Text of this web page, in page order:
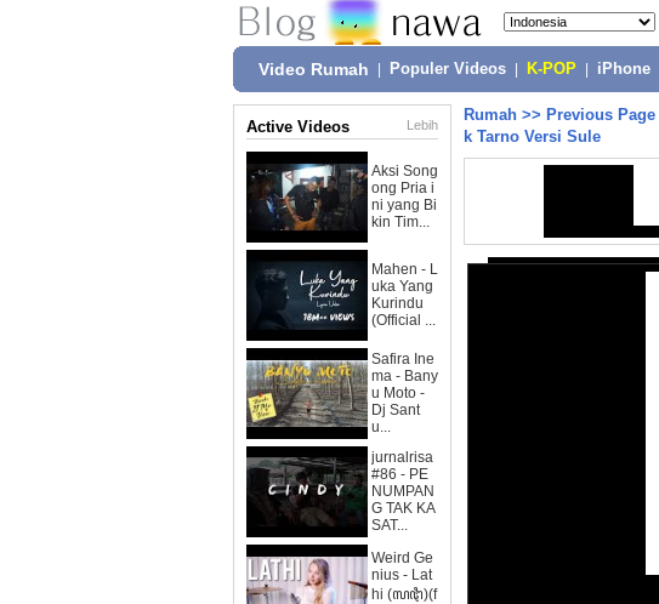
Video Rumah Populer Videos K-POP iPhone
Active Videos Lebih
Aksi Song
ong Pria i
ni yang Bi
kin Tim...
Mahen - L
uka Yang
Kurindu
(Official ...
Safira Ine
ma - Bany
u Moto -
Dj Sant
u...
jurnalrisa
#86 - PE
NUMPAN
G TAK KA
SAT...
Weird Ge
nius - Lat
hi (ꦭꦛꦶ)(f
Rumah >> Previous Page
k Tarno Versi Sule